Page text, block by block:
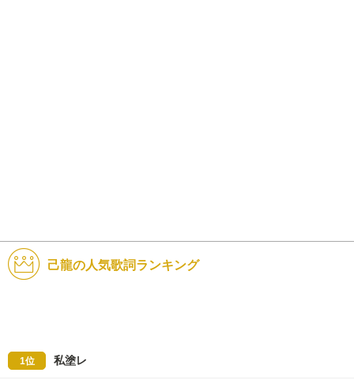
己龍の人気歌詞ランキング
1位 私塗レ